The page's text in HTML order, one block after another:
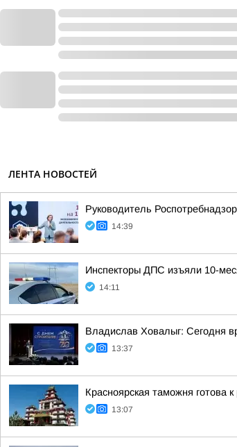
ЛЕНТА НОВОСТЕЙ
Руководитель
14:39
Инспекторы ДПС изъяли 10-
14:11
Владислав Ховалыг: Сегодня
13:37
Красноярская таможня готова
13:07